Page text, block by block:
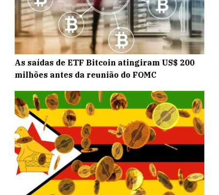
As saídas de ETF Bitcoin atingiram US$ 200
milhões antes da reunião do FOMC